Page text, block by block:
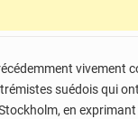
vivement
suédois qui
en exprimant